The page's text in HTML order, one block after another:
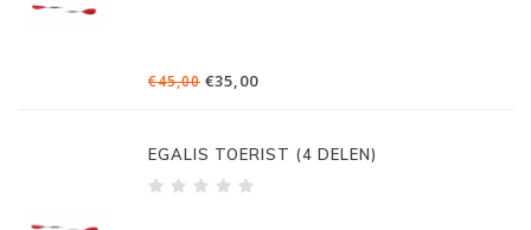
€45,00 €35,00
EGALIS TOERIST (4 DELEN)